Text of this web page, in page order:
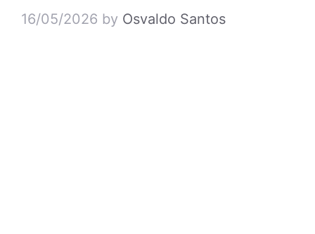
16/05/2026 by Osvaldo Santos